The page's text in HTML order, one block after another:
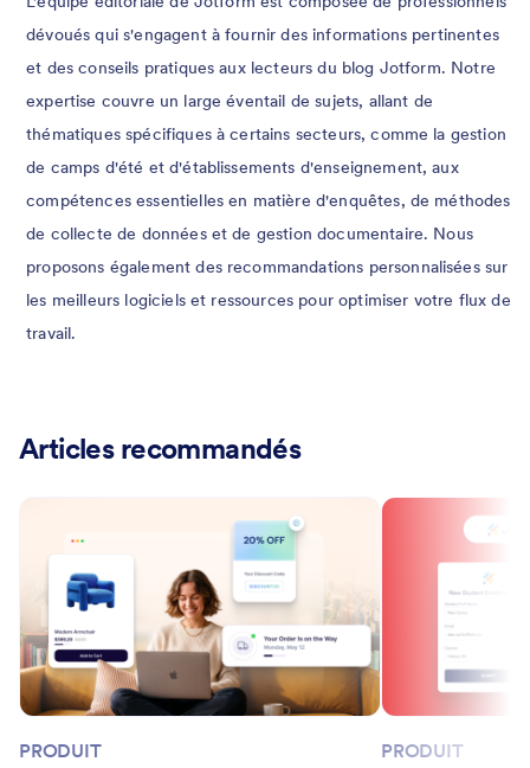
dévoués qui s'engagent à fournir des informations pertinentes
et des conseils pratiques aux lecteurs du blog Jotform. Notre
expertise couvre un large éventail de sujets, allant de
thématiques spécifiques à certains secteurs, comme la gestion
de camps d'été et d'établissements d'enseignement, aux
compétences essentielles en matière d'enquêtes, de méthodes
de collecte de données et de gestion documentaire. Nous
proposons également des recommandations personnalisées sur
les meilleurs logiciels et ressources pour optimiser votre flux de
travail.
Articles recommandés
PRODUIT PRODUIT